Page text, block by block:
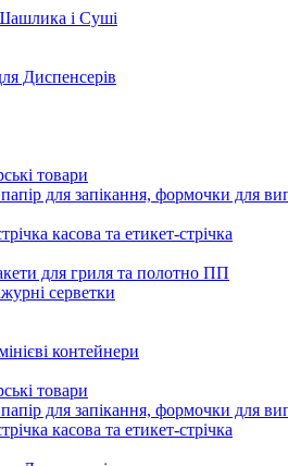
і Суші
Диспенсерів
товари
для запікання, формочки для
касова та етикет-стрічка
для гриля та полотно ПП
серветки
контейнери
товари
для запікання, формочки для
касова та етикет-стрічка